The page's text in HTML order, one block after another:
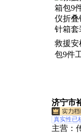
具、警
叠桌椅
体能训
救援安
包9件
济宁市
真实性已
主营：